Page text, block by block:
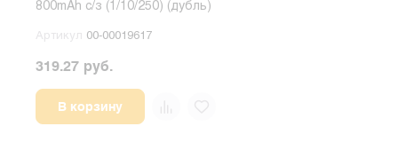
800mAh с/з (1/10/250) (дубль)
Артикул 00-00019617
319.27 руб.
В корзину